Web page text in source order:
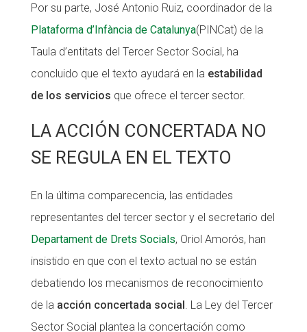
Por su parte, José Antonio Ruiz, coordinador de la
Plataforma d’Infància de Catalunya(PINCat) de la
Taula d’entitats del Tercer Sector Social, ha
concluido que el texto ayudará en la estabilidad
de los servicios que ofrece el tercer sector.
LA ACCIÓN CONCERTADA NO
SE REGULA EN EL TEXTO
En la última comparecencia, las entidades
representantes del tercer sector y el secretario del
Departament de Drets Socials, Oriol Amorós, han
insistido en que con el texto actual no se están
debatiendo los mecanismos de reconocimiento
de la acción concertada social. La Ley del Tercer
Sector Social plantea la concertación como